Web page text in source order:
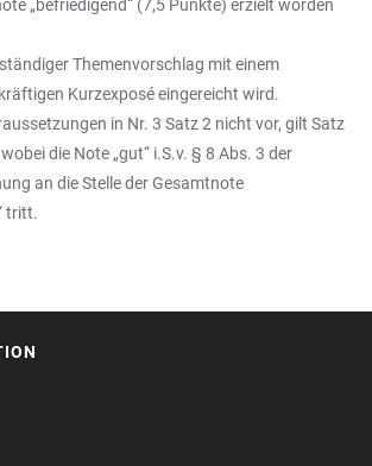
„befriedigend“ (7,5 Punkte) erzielt worden
Themenvorschlag mit einem
Kurzexposé eingereicht wird.
in Nr. 3 Satz 2 nicht vor, gilt Satz
die Note „gut“ i.S.v. § 8 Abs. 3 der
an die Stelle der Gesamtnote
tritt.